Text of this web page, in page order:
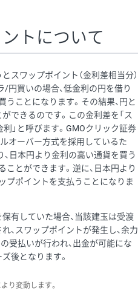
トについて
スワップポイント（金利差相当分）
/円買いの場合、低金利の円を借り
うことになります。その結果、円と
できるのです。この金利差を「ス
」と呼びます。GMOクリック証券
オーバー方式を採用しているた
、日本円より金利の高い通貨を買う
ことができます。逆に、日本円より
プポイントを支払うことになりま
有していた場合、当該建玉は受渡
、スワップポイントが発生し、余力
受払いが行われ、出金が可能にな
後となります。
り変動します。